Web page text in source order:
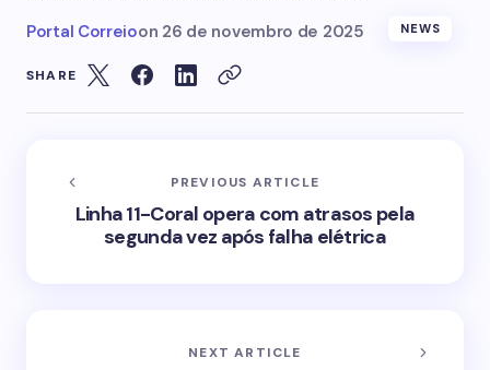
Portal Correioon 26 de novembro de 2025 NEWS
SHARE
PREVIOUS ARTICLE
Linha 11-Coral opera com atrasos pela
segunda vez após falha elétrica
NEXT ARTICLE